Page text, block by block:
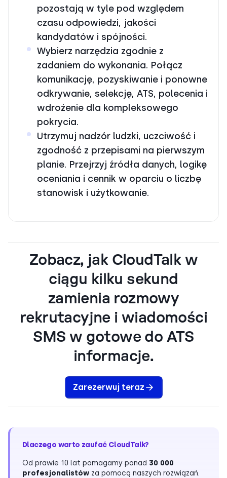
pozostają w tyle pod względem
czasu odpowiedzi, jakości
kandydatów i spójności.
Wybierz narzędzia zgodnie z
zadaniem do wykonania. Połącz
komunikację, pozyskiwanie i ponowne
odkrywanie, selekcję, ATS, polecenia i
wdrożenie dla kompleksowego
pokrycia.
Utrzymuj nadzór ludzki, uczciwość i
zgodność z przepisami na pierwszym
planie. Przejrzyj źródła danych, logikę
oceniania i cennik w oparciu o liczbę
stanowisk i użytkowanie.
Zobacz, jak CloudTalk w
ciągu kilku sekund
zamienia rozmowy
rekrutacyjne i wiadomości
SMS w gotowe do ATS
informacje.
Zarezerwuj teraz
Dlaczego warto zaufać CloudTalk?
Od prawie 10 lat pomagamy ponad 30 000
profesjonalistów za pomocą naszych rozwiązań.